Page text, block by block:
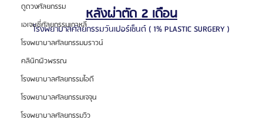
ดูดวงศัลยกรรม
เอเจนซี่ศัลยกรรมเกาหลี
โรงพยาบาลศัลยกรรมบราวน์
คลินิกผิวพรรณ
โรงพยาบาลศัลยกรรมไอดี
โรงพยาบาลศัลยกรรมเจจุน
โรงพยาบาลศัลยกรรมวิว
หลังผ่าตัด 2 เดือน
โรงพยาบาลศัลยกรรมวันเปอร์เซ็นต์ ( 1% PLASTIC SURGERY )